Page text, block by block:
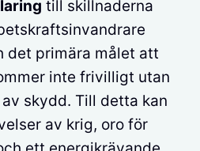
till skillnaderna
det primära målet att
inte frivilligt utan
skydd. Till detta kan
av krig, oro för